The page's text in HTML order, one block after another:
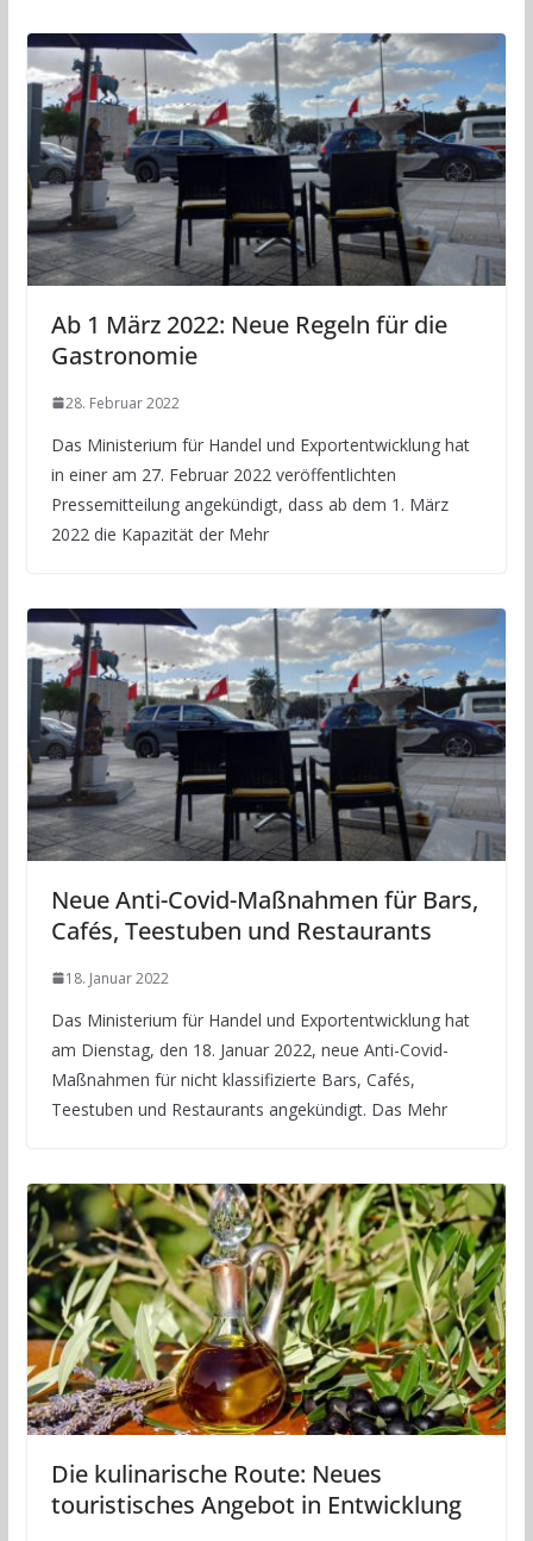
Ab 1 März 2022: Neue Regeln für die
Gastronomie
28. Februar 2022
Das Ministerium für Handel und Exportentwicklung hat
in einer am 27. Februar 2022 veröffentlichten
Pressemitteilung angekündigt, dass ab dem 1. März
2022 die Kapazität der Mehr
Neue Anti-Covid-Maßnahmen für Bars,
Cafés, Teestuben und Restaurants
18. Januar 2022
Das Ministerium für Handel und Exportentwicklung hat
am Dienstag, den 18. Januar 2022, neue Anti-Covid-
Maßnahmen für nicht klassifizierte Bars, Cafés,
Teestuben und Restaurants angekündigt. Das Mehr
Die kulinarische Route: Neues
touristisches Angebot in Entwicklung